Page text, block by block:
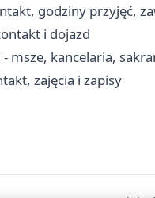
godziny przyjęć,
i dojazd
msze, kancelaria,
zajęcia i zapisy